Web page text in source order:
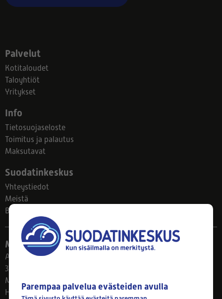
Palvelut
Kotitaloudet
Taloyhtiöt
Yritykset
Info
Tietosuojaseloste
Toimitus ja palautus
Maksutavat
Suodatinkeskus
Yhteystiedot
Meistä
Blogi
Myymälä
Ahlmanintie 61
33800 Tampere
Ma–Pe 8–17
Huom! Myymälän poikkeusaukiolot: 27.7.-21.8. klo 8-16
Parempaa palvelua evästeiden avulla